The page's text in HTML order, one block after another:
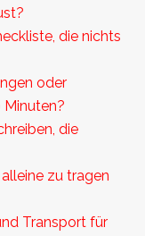
die nichts
oder
Minuten?
die
zu tragen
Transport für